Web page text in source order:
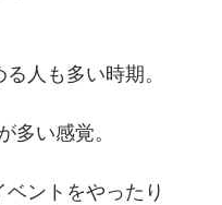
人も多い時期。
多い感覚。
ントをやったり